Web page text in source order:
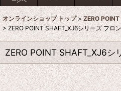
オンラインショップ トップ > ZERO
> ZERO POINT SHAFT_XJ6シリーズ フロ
ZERO POINT SHAFT_XJ6